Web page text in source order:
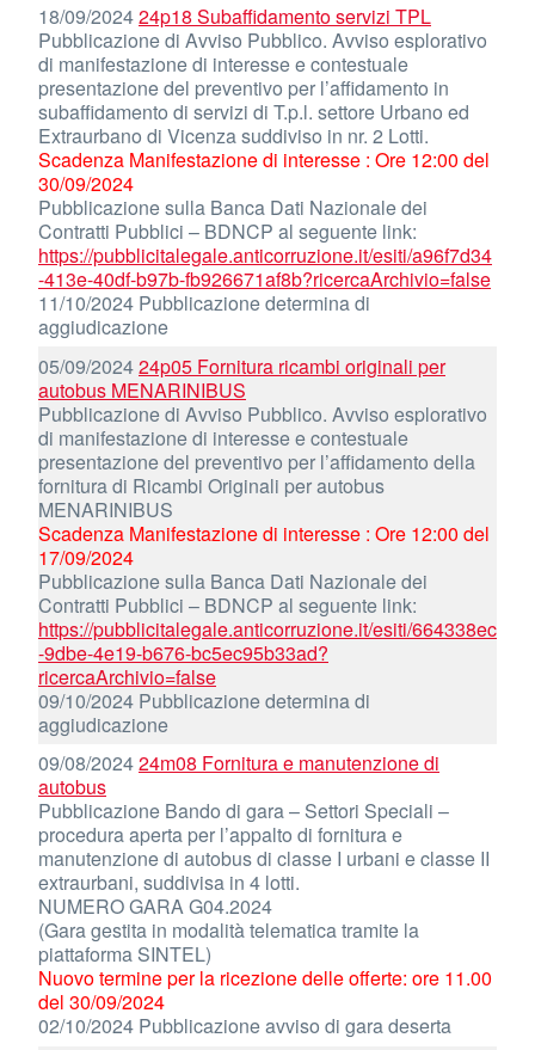
18/09/202424p18 Subaffidamento servizi TPL
Pubblicazione di Avviso Pubblico. Avviso esplorativo
di manifestazione di interesse e contestuale
presentazione del preventivo per l’affidamento in
subaffidamento di servizi di T.p.l. settore Urbano ed
Extraurbano di Vicenza suddiviso in nr. 2 Lotti.
Scadenza Manifestazione di interesse : Ore 12:00 del
30/09/2024
Pubblicazione sulla Banca Dati Nazionale dei
Contratti Pubblici – BDNCP al seguente link:
https://pubblicitalegale.anticorruzione.it/esiti/a96f7d34
-413e-40df-b97b-fb926671af8b?ricercaArchivio=false
11/10/2024 Pubblicazione determina di
aggiudicazione
05/09/202424p05 Fornitura ricambi originali per
autobus MENARINIBUS
Pubblicazione di Avviso Pubblico. Avviso esplorativo
di manifestazione di interesse e contestuale
presentazione del preventivo per l’affidamento della
fornitura di Ricambi Originali per autobus
MENARINIBUS
Scadenza Manifestazione di interesse : Ore 12:00 del
17/09/2024
Pubblicazione sulla Banca Dati Nazionale dei
Contratti Pubblici – BDNCP al seguente link:
https://pubblicitalegale.anticorruzione.it/esiti/664338ec
-9dbe-4e19-b676-bc5ec95b33ad?
ricercaArchivio=false
09/10/2024 Pubblicazione determina di
aggiudicazione
09/08/202424m08 Fornitura e manutenzione di
autobus
Pubblicazione Bando di gara – Settori Speciali –
procedura aperta per l’appalto di fornitura e
manutenzione di autobus di classe I urbani e classe II
extraurbani, suddivisa in 4 lotti.
NUMERO GARA G04.2024
(Gara gestita in modalità telematica tramite la
piattaforma SINTEL)
Nuovo termine per la ricezione delle offerte: ore 11.00
del 30/09/2024
02/10/2024 Pubblicazione avviso di gara deserta